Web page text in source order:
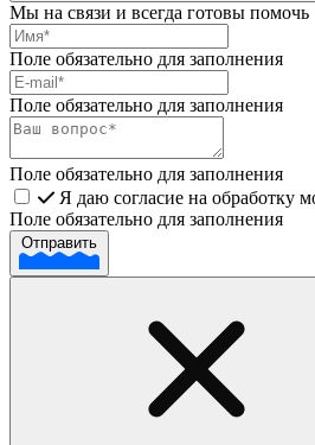
Мы на связи и всегда готовы помочь
Поле обязательно для заполнения
Поле обязательно для заполнения
Поле обязательно для заполнения
Я даю согласие на обработку
Поле обязательно для заполнения
Отправить